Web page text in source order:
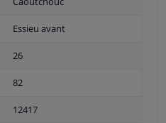
Essieu avant
26
82
12417